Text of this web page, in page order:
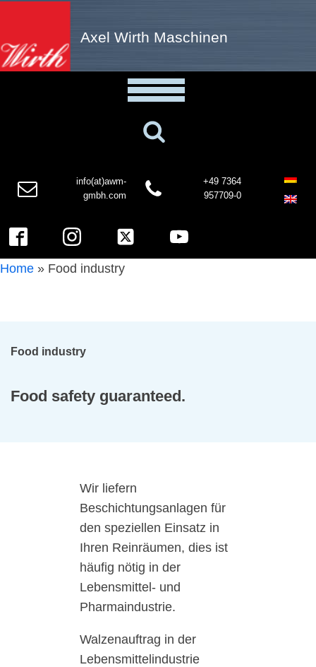
Axel Wirth Maschinen
info(at)awm-
gmbh.com
+49 7364
957709-0
Home » Food industry
Food industry
Food safety guaranteed.
Wir liefern
Beschichtungsanlagen für
den speziellen Einsatz in
Ihren Reinräumen, dies ist
häufig nötig in der
Lebensmittel- und
Pharmaindustrie.
Walzenauftrag in der
Lebensmittelindustrie